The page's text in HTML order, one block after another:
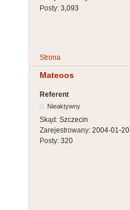
Posty: 3,093
Strona
Mateoos
Referent
Nieaktywny
Skąd: Szczecin
Zarejestrowany: 2004-01-20
Posty: 320